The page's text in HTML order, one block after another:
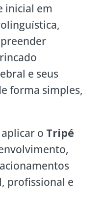
inicial em
e seus
forma simples,
o Tripé
profissional e